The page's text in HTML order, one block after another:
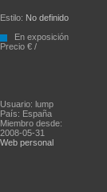
Estilo: No definido
En exposición
Precio € /
Usuario: lump
País: España
Miembro desde:
2008-05-31
Web personal